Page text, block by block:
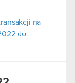
na
do